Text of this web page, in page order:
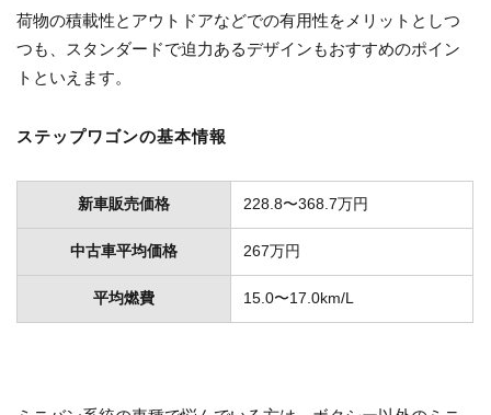
荷物の積載性とアウトドアなどでの有用性をメリットとしつ
つも、スタンダードで迫力あるデザインもおすすめのポイン
トといえます。
ステップワゴンの基本情報
新車販売価格 228.8〜368.7万円
中古車平均価格 267万円
平均燃費 15.0〜17.0km/L